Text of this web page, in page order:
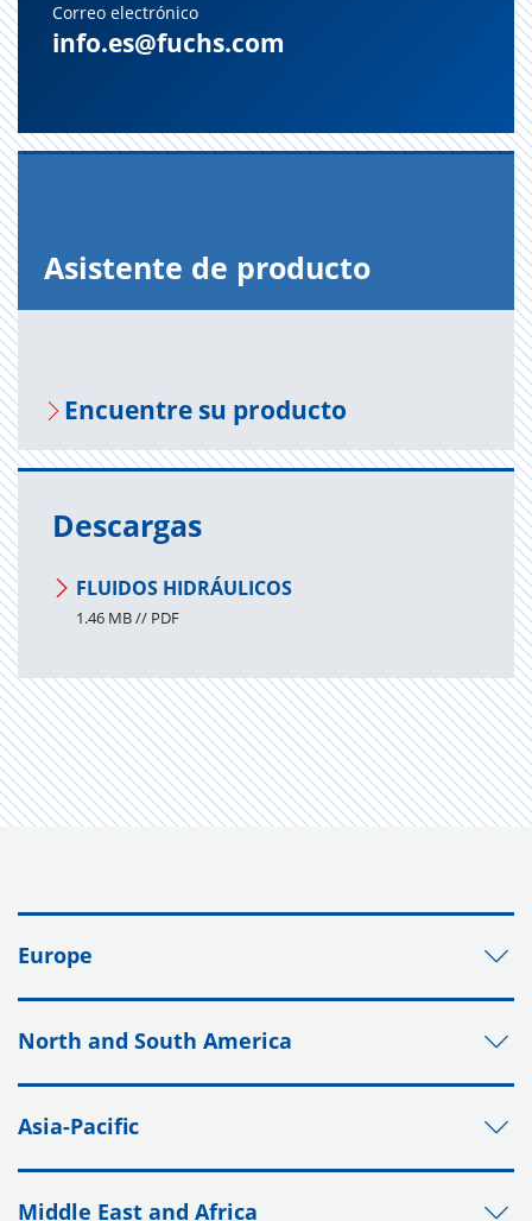
Correo electrónico
info.es@fuchs.com
Asis­ten­te de pro­duc­to
En­cuen­tre su pro­duc­to
Descargas
FLUIDOS HIDRÁULICOS
1.46 MB // PDF
Europe
North and South America
Asia-Pacific
Middle East and Africa